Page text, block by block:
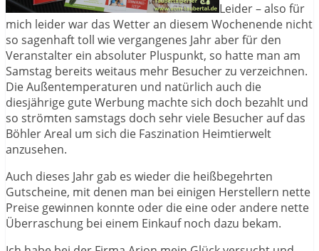
Leider – also für
mich leider war das Wetter an diesem Wochenende nicht
so sagenhaft toll wie vergangenes Jahr aber für den
Veranstalter ein absoluter Pluspunkt, so hatte man am
Samstag bereits weitaus mehr Besucher zu verzeichnen.
Die Außentemperaturen und natürlich auch die
diesjährige gute Werbung machte sich doch bezahlt und
so strömten samstags doch sehr viele Besucher auf das
Böhler Areal um sich die Faszination Heimtierwelt
anzusehen.
Auch dieses Jahr gab es wieder die heißbegehrten
Gutscheine, mit denen man bei einigen Herstellern nette
Preise gewinnen konnte oder die eine oder andere nette
Überraschung bei einem Einkauf noch dazu bekam.